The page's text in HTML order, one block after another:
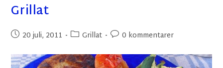
Grillat
20 juli, 2011 Grillat 0 kommentarer